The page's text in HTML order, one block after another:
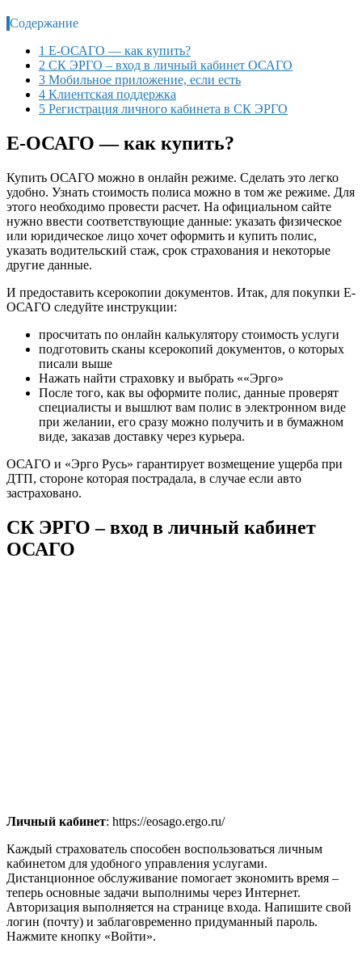
Содержание
1 Е-ОСАГО — как купить?
2 СК ЭРГО – вход в личный кабинет ОСАГО
3 Мобильное приложение, если есть
4 Клиентская поддержка
5 Регистрация личного кабинета в СК ЭРГО
Е-ОСАГО — как купить?
Купить ОСАГО можно в онлайн режиме. Сделать это легко
удобно. Узнать стоимость полиса можно в том же режиме. Для
этого необходимо провести расчет. На официальном сайте
нужно ввести соответствующие данные: указать физическое
или юридическое лицо хочет оформить и купить полис,
указать водительский стаж, срок страхования и некоторые
другие данные.
И предоставить ксерокопии документов. Итак, для покупки Е-
ОСАГО следуйте инструкции:
просчитать по онлайн калькулятору стоимость услуги
подготовить сканы ксерокопий документов, о которых
писали выше
Нажать найти страховку и выбрать ««Эрго»
После того, как вы оформите полис, данные проверят
специалисты и вышлют вам полис в электронном виде
при желании, его сразу можно получить и в бумажном
виде, заказав доставку через курьера.
ОСАГО и «Эрго Русь» гарантирует возмещение ущерба при
ДТП, стороне которая пострадала, в случае если авто
застраховано.
СК ЭРГО – вход в личный кабинет
ОСАГО
Личный кабинет: https://eosago.ergo.ru/
Каждый страхователь способен воспользоваться личным
кабинетом для удобного управления услугами.
Дистанционное обслуживание помогает экономить время –
теперь основные задачи выполнимы через Интернет.
Авторизация выполняется на странице входа. Напишите свой
логин (почту) и заблаговременно придуманный пароль.
Нажмите кнопку «Войти».